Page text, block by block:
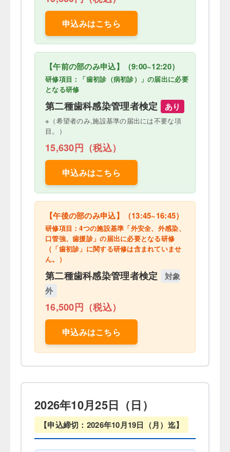
申込みはこちら
【午前の部のみ申込】（9:00~12:20）
研修項目：「歯初診（病初診）」の届出に必要
となる研修
第二種歯科感染管理者検定 あり
※（希望者のみ,施設基準の届出には不要な項
目。）
15,630円（税込）
申込みはこちら
【午後の部のみ申込】（13:45~16:45）
研修項目：4つの施設基準「外安全、外感染、
口管強、歯援診」の届出に必要となる研修
（「歯初診」に関する研修は含まれていませ
ん。）
第二種歯科感染管理者検定
対象
外
16,500円（税込）
申込みはこちら
2026年10月25日（日）
【申込締切：2026年10月19日（月）迄】